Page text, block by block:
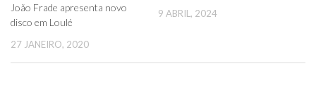
João Frade apresenta novo
disco em Loulé
27 JANEIRO, 2020
9 ABRIL, 2024